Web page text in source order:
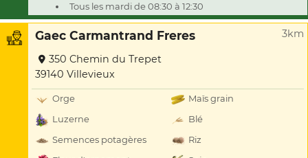
Tous les mardi de 08:30 à 12:30
Gaec Carmantrand Freres 3km
350 Chemin du Trepet
39140 Villevieux
Orge
Maïs grain
Luzerne
Blé
Semences potagères
Riz